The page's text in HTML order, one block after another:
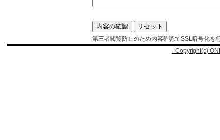
第三者閲覧防止のため内容確認でSSL暗号化を
- Copyright(c)